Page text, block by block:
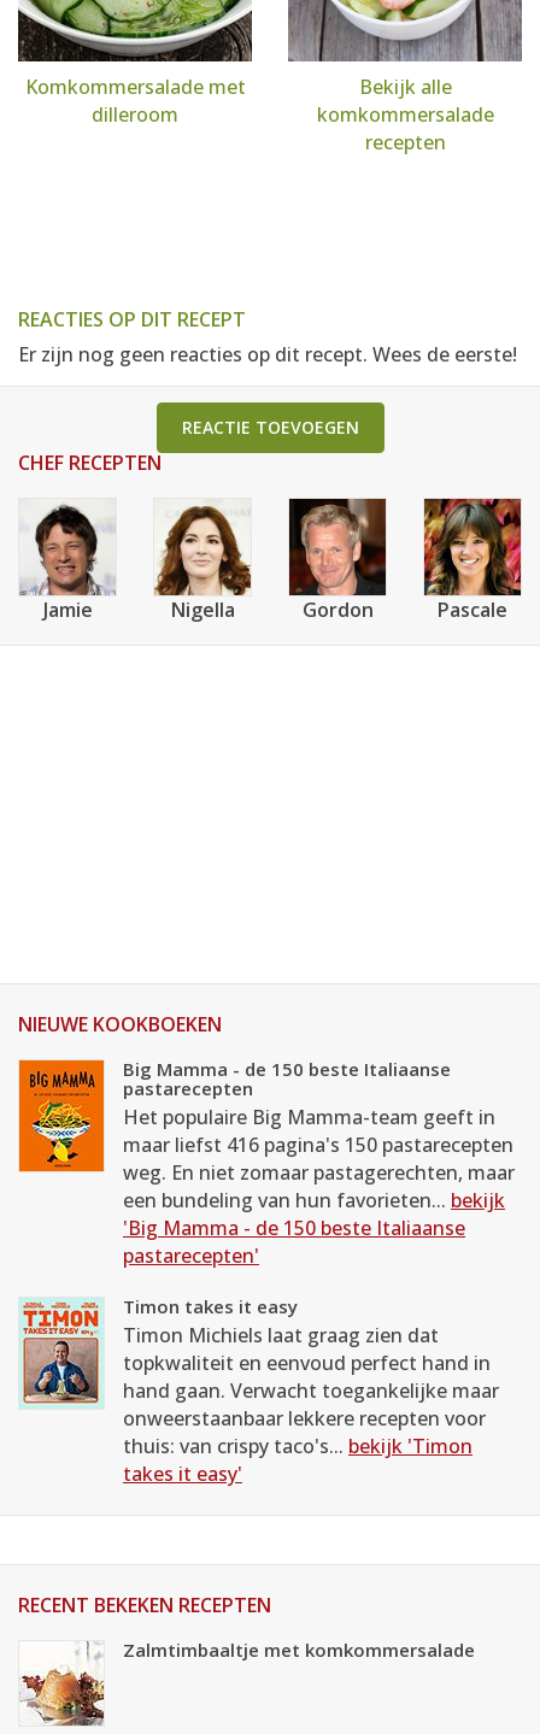
Komkommersalade met
dilleroom
Bekijk alle
komkommersalade
recepten
REACTIES OP DIT RECEPT
Er zijn nog geen reacties op dit recept. Wees de eerste!
REACTIE TOEVOEGEN
CHEF RECEPTEN
Jamie Nigella Gordon Pascale
NIEUWE KOOKBOEKEN
Big Mamma - de 150 beste Italiaanse
pastarecepten
Het populaire Big Mamma-team geeft in
maar liefst 416 pagina's 150 pastarecepten
weg. En niet zomaar pastagerechten, maar
een bundeling van hun favorieten... bekijk
'Big Mamma - de 150 beste Italiaanse
pastarecepten'
Timon takes it easy
Timon Michiels laat graag zien dat
topkwaliteit en eenvoud perfect hand in
hand gaan. Verwacht toegankelijke maar
onweerstaanbaar lekkere recepten voor
thuis: van crispy taco's... bekijk 'Timon
takes it easy'
RECENT BEKEKEN RECEPTEN
Zalmtimbaaltje met komkommersalade